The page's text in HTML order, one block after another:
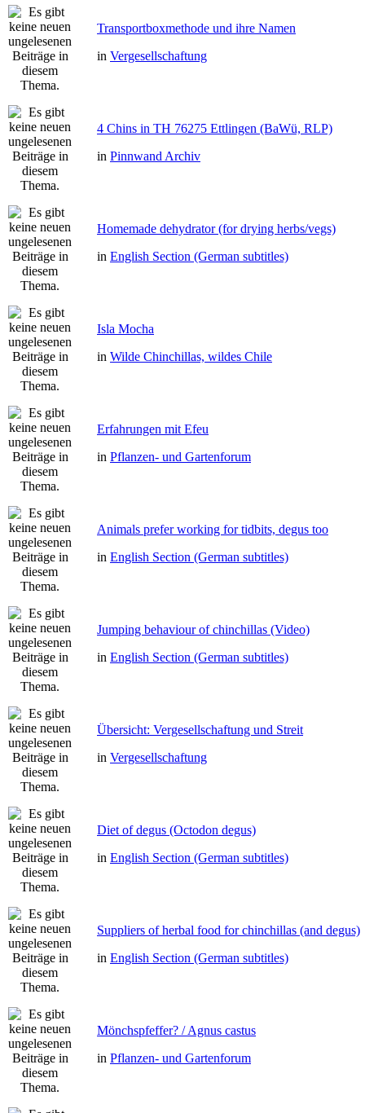
Transportboxmethode und ihre Namen
in Vergesellschaftung
4 Chins in TH 76275 Ettlingen (BaWü, RLP)
in Pinnwand Archiv
Homemade dehydrator (for drying herbs/vegs)
in English Section (German subtitles)
Isla Mocha
in Wilde Chinchillas, wildes Chile
Erfahrungen mit Efeu
in Pflanzen- und Gartenforum
Animals prefer working for tidbits, degus too
in English Section (German subtitles)
Jumping behaviour of chinchillas (Video)
in English Section (German subtitles)
Übersicht: Vergesellschaftung und Streit
in Vergesellschaftung
Diet of degus (Octodon degus)
in English Section (German subtitles)
Suppliers of herbal food for chinchillas (and degus)
in English Section (German subtitles)
Mönchspfeffer? / Agnus castus
in Pflanzen- und Gartenforum